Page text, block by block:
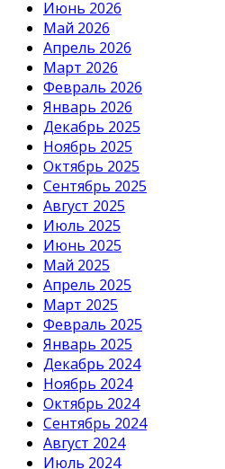
Июнь 2026
Май 2026
Апрель 2026
Март 2026
Февраль 2026
Январь 2026
Декабрь 2025
Ноябрь 2025
Октябрь 2025
Сентябрь 2025
Август 2025
Июль 2025
Июнь 2025
Май 2025
Апрель 2025
Март 2025
Февраль 2025
Январь 2025
Декабрь 2024
Ноябрь 2024
Октябрь 2024
Сентябрь 2024
Август 2024
Июль 2024